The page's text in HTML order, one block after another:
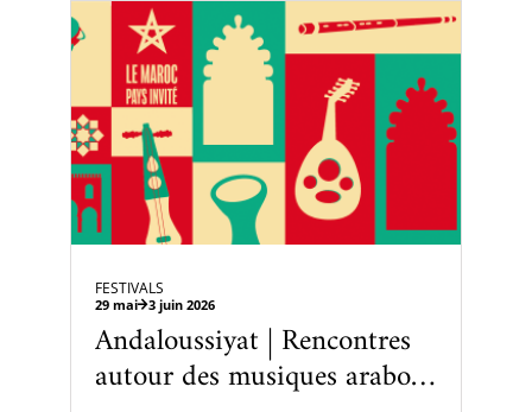
FESTIVALS
29 mai 3 juin 2026
Andaloussiyat | Rencontres
autour des musiques arabo-